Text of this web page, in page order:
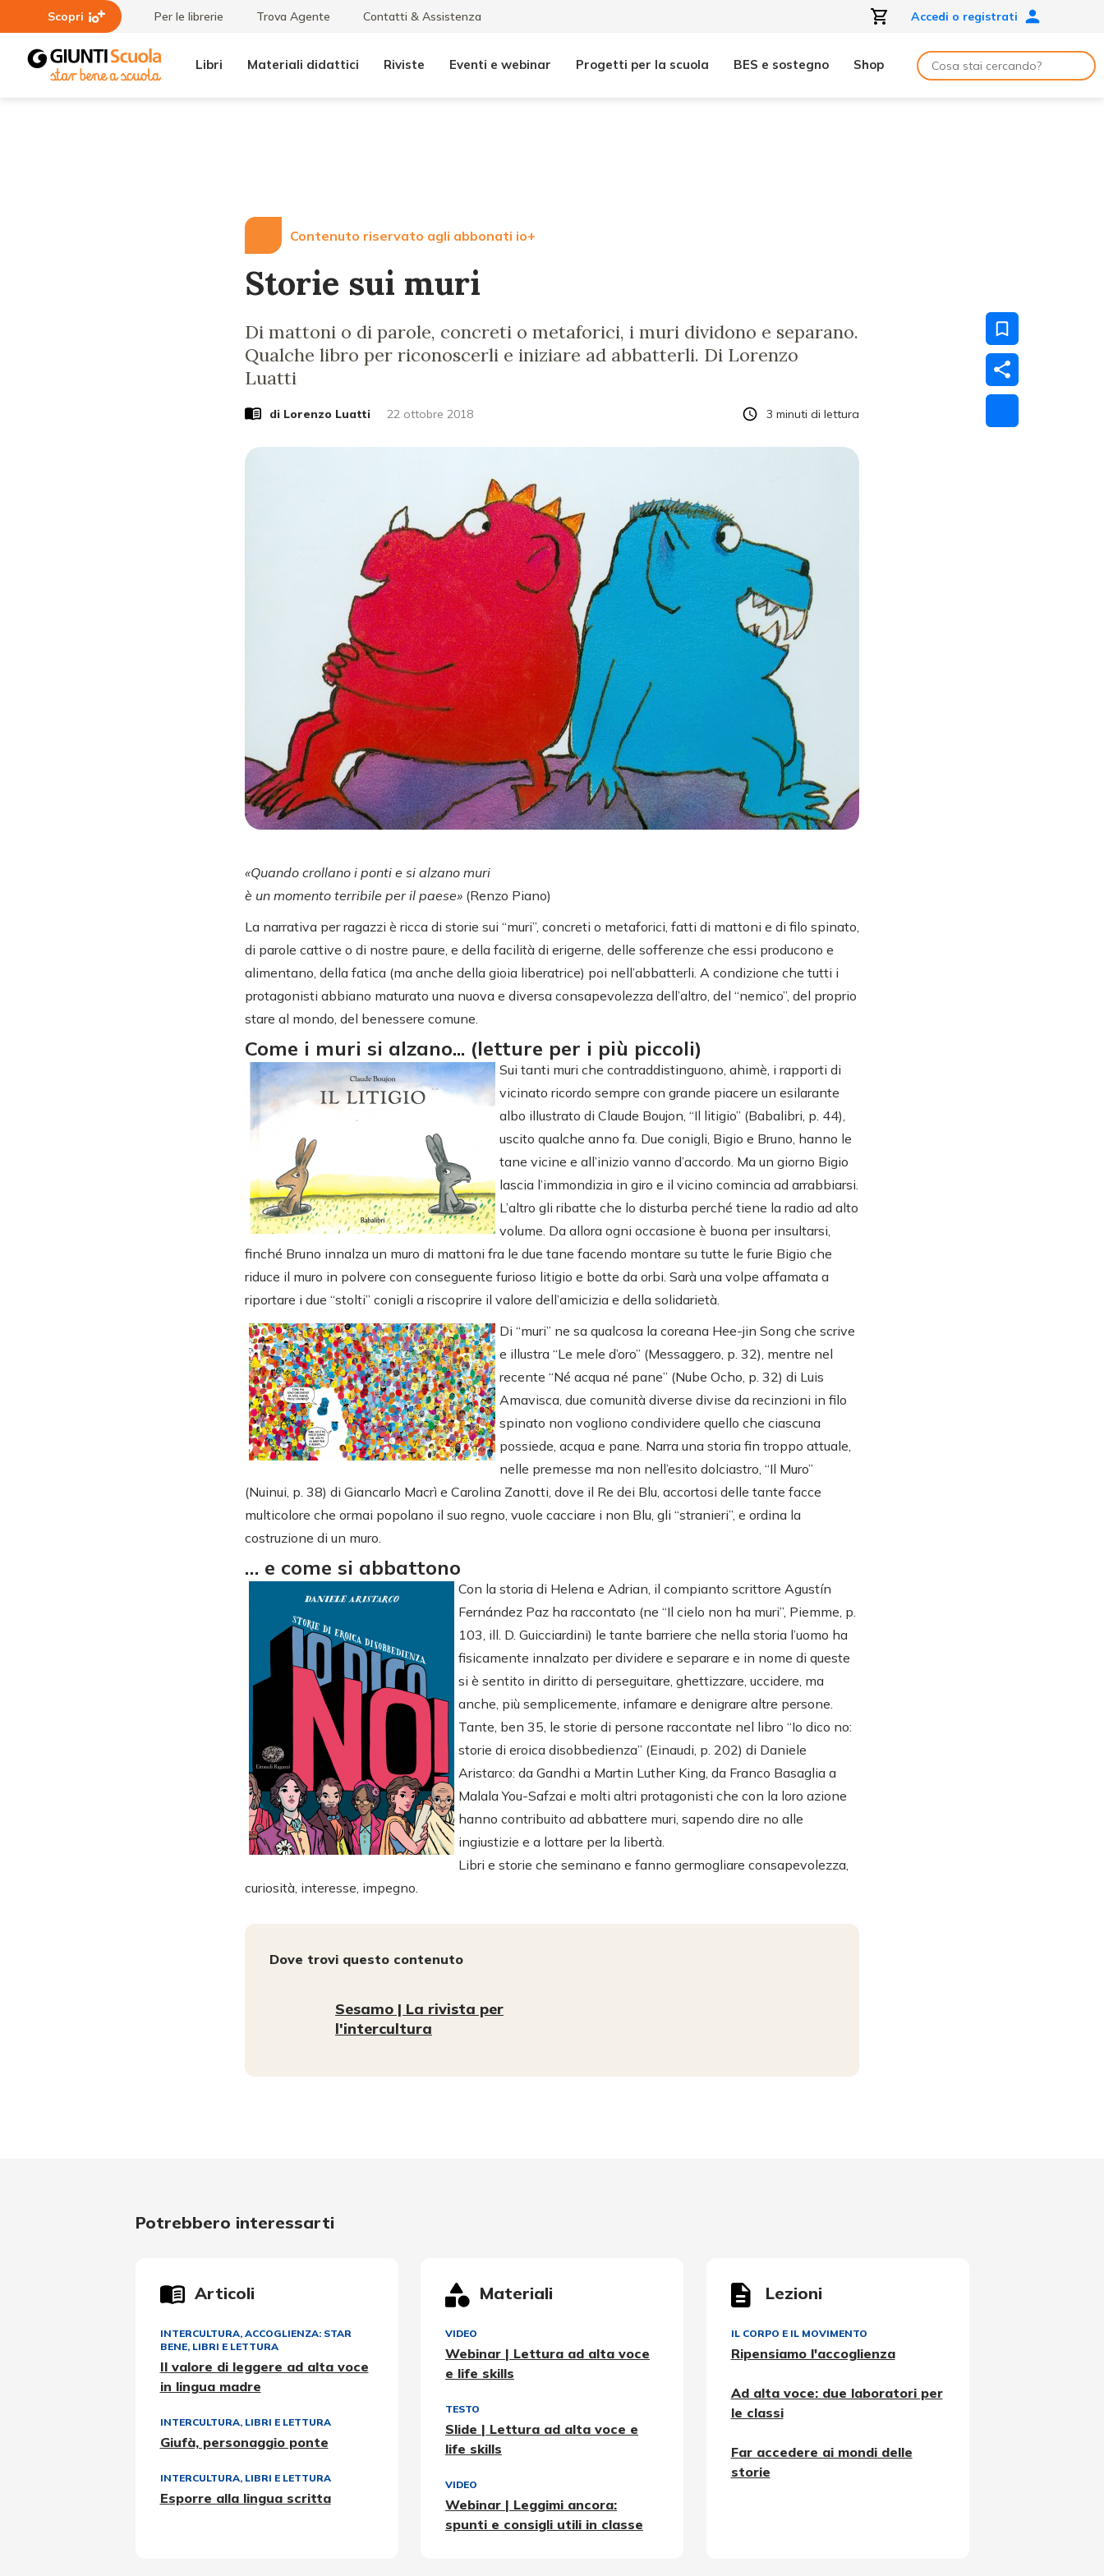
Scopri Per le librerie Trova Agente Contatti & Assistenza Accedi o registrati
Libri Materiali didattici Riviste Eventi e webinar Progetti per la scuola BES e sostegno Shop
Contenuto riservato agli abbonati io+
Storie sui muri
Di mattoni o di parole, concreti o metaforici, i muri dividono e separano.
Qualche libro per riconoscerli e iniziare ad abbatterli. Di Lorenzo
Luatti
di Lorenzo Luatti 22 ottobre 2018 3 minuti di lettura
«Quando crollano i ponti e si alzano muri
è un momento terribile per il paese» (Renzo Piano)
La narrativa per ragazzi è ricca di storie sui “muri”, concreti o metaforici, fatti di mattoni e di filo spinato,
di parole cattive o di nostre paure, e della facilità di erigerne, delle sofferenze che essi producono e
alimentano, della fatica (ma anche della gioia liberatrice) poi nell’abbatterli. A condizione che tutti i
protagonisti abbiano maturato una nuova e diversa consapevolezza dell’altro, del “nemico”, del proprio
stare al mondo, del benessere comune.
Come i muri si alzano... (letture per i più piccoli)
Sui tanti muri che contraddistinguono, ahimè, i rapporti di
vicinato ricordo sempre con grande piacere un esilarante
albo illustrato di Claude Boujon, “Il litigio” (Babalibri, p. 44),
uscito qualche anno fa. Due conigli, Bigio e Bruno, hanno le
tane vicine e all’inizio vanno d’accordo. Ma un giorno Bigio
lascia l’immondizia in giro e il vicino comincia ad arrabbiarsi.
L’altro gli ribatte che lo disturba perché tiene la radio ad alto
volume. Da allora ogni occasione è buona per insultarsi,
finché Bruno innalza un muro di mattoni fra le due tane facendo montare su tutte le furie Bigio che
riduce il muro in polvere con conseguente furioso litigio e botte da orbi. Sarà una volpe affamata a
riportare i due “stolti” conigli a riscoprire il valore dell’amicizia e della solidarietà.
Di “muri” ne sa qualcosa la coreana Hee-jin Song che scrive
e illustra “Le mele d’oro” (Messaggero, p. 32), mentre nel
recente “Né acqua né pane” (Nube Ocho, p. 32) di Luis
Amavisca, due comunità diverse divise da recinzioni in filo
spinato non vogliono condividere quello che ciascuna
possiede, acqua e pane. Narra una storia fin troppo attuale,
nelle premesse ma non nell’esito dolciastro, “Il Muro”
(Nuinui, p. 38) di Giancarlo Macrì e Carolina Zanotti, dove il Re dei Blu, accortosi delle tante facce
multicolore che ormai popolano il suo regno, vuole cacciare i non Blu, gli “stranieri”, e ordina la
costruzione di un muro.
… e come si abbattono
Con la storia di Helena e Adrian, il compianto scrittore Agustín
Fernández Paz ha raccontato (ne “Il cielo non ha muri”, Piemme, p.
103, ill. D. Guicciardini) le tante barriere che nella storia l’uomo ha
fisicamente innalzato per dividere e separare e in nome di queste
si è sentito in diritto di perseguitare, ghettizzare, uccidere, ma
anche, più semplicemente, infamare e denigrare altre persone.
Tante, ben 35, le storie di persone raccontate nel libro “Io dico no:
storie di eroica disobbedienza” (Einaudi, p. 202) di Daniele
Aristarco: da Gandhi a Martin Luther King, da Franco Basaglia a
Malala You-Safzai e molti altri protagonisti che con la loro azione
hanno contribuito ad abbattere muri, sapendo dire no alle
ingiustizie e a lottare per la libertà.
Libri e storie che seminano e fanno germogliare consapevolezza,
curiosità, interesse, impegno.
Dove trovi questo contenuto
Sesamo | La rivista per
l'intercultura
Potrebbero interessarti
Articoli
INTERCULTURA, ACCOGLIENZA: STAR
BENE, LIBRI E LETTURA
Il valore di leggere ad alta voce
in lingua madre
INTERCULTURA, LIBRI E LETTURA
Giufà, personaggio ponte
INTERCULTURA, LIBRI E LETTURA
Esporre alla lingua scritta
Materiali
VIDEO
Webinar | Lettura ad alta voce
e life skills
TESTO
Slide | Lettura ad alta voce e
life skills
VIDEO
Webinar | Leggimi ancora:
spunti e consigli utili in classe
Lezioni
IL CORPO E IL MOVIMENTO
Ripensiamo l'accoglienza
Ad alta voce: due laboratori per
le classi
Far accedere ai mondi delle
storie